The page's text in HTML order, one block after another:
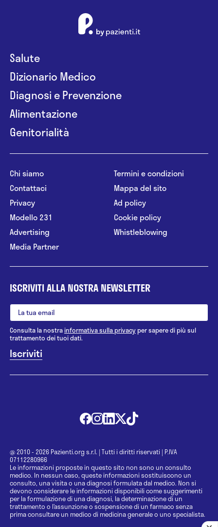
Salute
Dizionario Medico
Diagnosi e Prevenzione
Alimentazione
Genitorialità
Chi siamo
Contattaci
Privacy
Modello 231
Advertising
Media Partner
Termini e condizioni
Mappa del sito
Ad policy
Cookie policy
Whistleblowing
ISCRIVITI ALLA NOSTRA NEWSLETTER
Consulta la nostrainformativa sulla privacy per sapere di più sul
trattamento dei tuoi dati.
@ 2010 - 2026 Pazienti.org s.r.l. | Tutti i diritti riservati | P.IVA
07112280966
Le informazioni proposte in questo sito non sono un consulto
medico. In nessun caso, queste informazioni sostituiscono un
consulto, una visita o una diagnosi formulata dal medico. Non si
devono considerare le informazioni disponibili come suggerimenti
per la formulazione di una diagnosi, la determinazione di un
trattamento o l’assunzione o sospensione di un farmaco senza
prima consultare un medico di medicina generale o uno specialista.